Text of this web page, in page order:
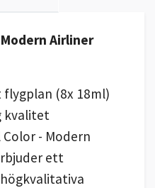
Modern Airliner
(8x 18ml)
kvalitet
- Modern
ett